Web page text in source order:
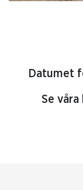
Datumet
Se våra